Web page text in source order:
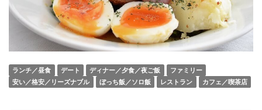
ランチ／昼食 デート ディナー／夕食／夜ご飯
ファミリー
安い／格安／リーズナブル
ぼっち飯／ソロ飯 レストラン カフェ／喫茶店